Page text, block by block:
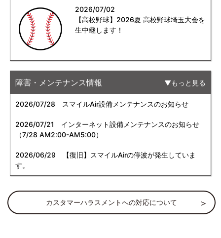
2026/07/02
【高校野球】2026夏 高校野球埼玉大会を
生中継します！
障害・メンテナンス情報 もっと見る
2026/07/28 スマイルAir設備メンテナンスのお知らせ
2026/07/21
インターネット設備メンテナンスのお知らせ
（7/28 AM2:00-AM5:00）
2026/06/29 【復旧】スマイルAirの停波が発生していま
す。
カスタマーハラスメントへの対応について